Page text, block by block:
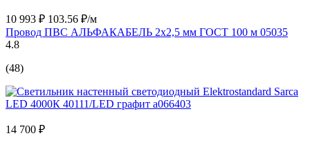
10 993 ₽ 103.56 ₽/м
Провод ПВС АЛЬФАКАБЕЛЬ 2х2,5 мм ГОСТ 100 м 05035
4.8
(48)
14 700 ₽